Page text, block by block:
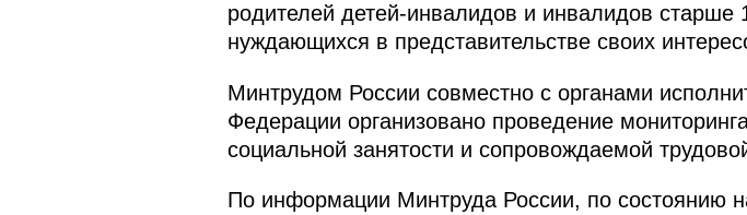
родителей детей-инвалидов и инвалидов
нуждающихся в представительстве своих
Минтрудом России совместно с органами
Федерации организовано проведение
социальной занятости и сопровождаемой
По информации Минтруда России, по состоянию